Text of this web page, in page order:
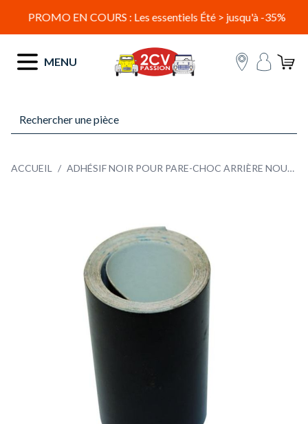
PROMO EN COURS : Les essentiels Été > jusqu'à -35%
MENU
ACCUEIL / ADHÉSIF NOIR POUR PARE-CHOC ARRIÈRE NOUVEAU MODÈLE